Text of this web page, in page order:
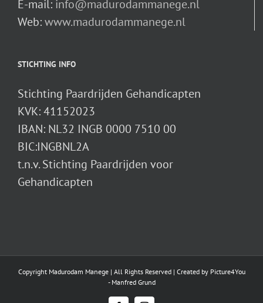
E-mail: info@madurodammanege.nl
Web:www.madurodammanege.nl
STICHTING INFO
Stichting Paardrijden Gehandicapten
KVK: 41152023
IBAN: NL32 INGB 0000 7510 00
BIC:INGBNL2A
t.n.v. Stichting Paardrijden voor
Gehandicapten
Copyright Madurodam Manege | All Rights Reserved | Created by Picture4You
- Manfred Grund